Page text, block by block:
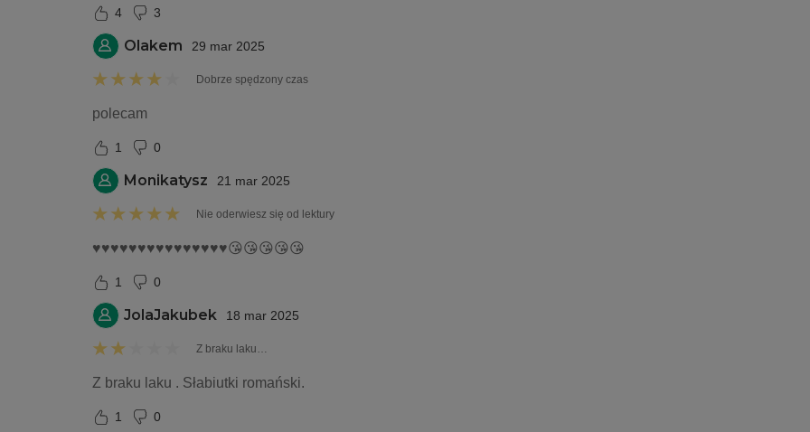
4 3
Olakem 29 mar 2025
Dobrze spędzony czas
polecam
1 0
Monikatysz 21 mar 2025
Nie oderwiesz się od lektury
♥️♥️♥️♥️♥️♥️♥️♥️♥️♥️♥️♥️♥️♥️♥️😘😘😘😘😘
1 0
JolaJakubek 18 mar 2025
Z braku laku…
Z braku laku . Słabiutki romański.
1 0